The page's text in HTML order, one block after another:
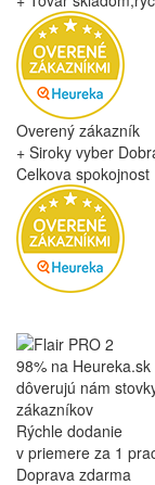
Overený zákazník
absolútna
Overený zákazník
tovar bol doruceny
zabalene bolo
Overený zákazník
Vyzdvihnutie